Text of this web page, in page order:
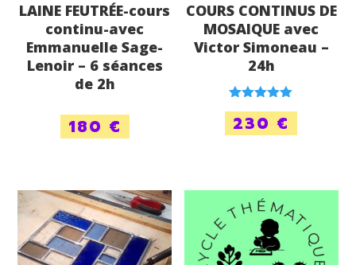
LAINE FEUTRÉE-cours
continu-avec
Emmanuelle Sage-
Lenoir – 6 séances
de 2h
180 €
COURS CONTINUS DE
MOSAIQUE avec
Victor Simoneau –
24h
Note
5.00
sur 5
230 €